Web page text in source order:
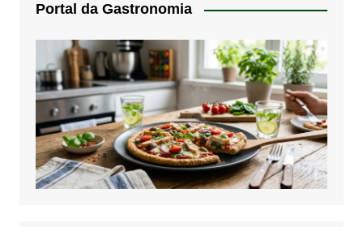
Portal da Gastronomia